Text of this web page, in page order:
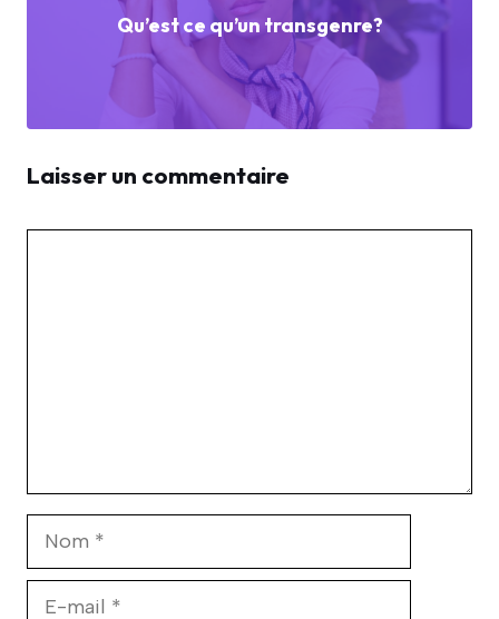
Qu’est ce qu’un transgenre?
Laisser un commentaire
Nom
E-